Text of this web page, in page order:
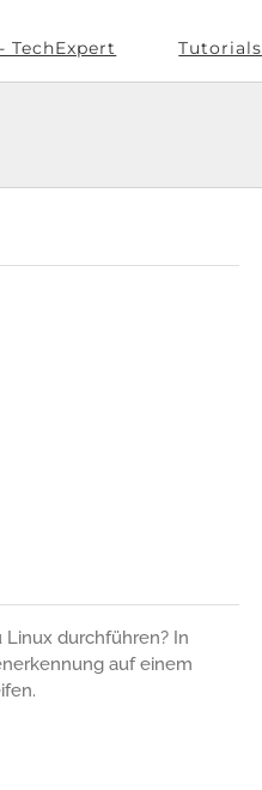
TechExpert Tutorials
durchführen? In
auf einem